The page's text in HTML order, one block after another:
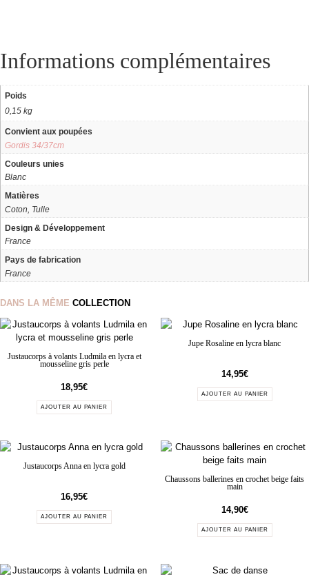
Informations complémentaires
Poids
0,15 kg
Convient aux poupées
Gordis 34/37cm
Couleurs unies
Blanc
Matières
Coton, Tulle
Design & Développement
France
Pays de fabrication
France
DANS LA MÊME COLLECTION
Justaucorps à volants Ludmila en lycra et
mousseline gris perle
18,95€
AJOUTER AU PANIER
Jupe Rosaline en lycra blanc
14,95€
AJOUTER AU PANIER
Justaucorps Anna en lycra gold
16,95€
AJOUTER AU PANIER
Chaussons ballerines en crochet beige faits
main
14,90€
AJOUTER AU PANIER